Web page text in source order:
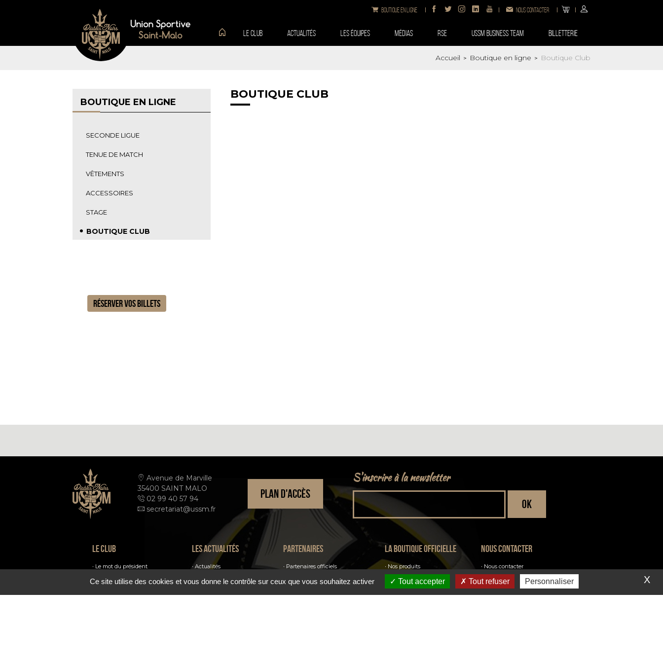
Boutique en ligne Nous contacter
Le club Actualités Les équipes Médias RSE USSM BUSINESS TEAM Billetterie
Accueil > Boutique en ligne > Boutique Club
BOUTIQUE EN LIGNE
SECONDE LIGUE
TENUE DE MATCH
VÊTEMENTS
ACCESSOIRES
STAGE
BOUTIQUE CLUB
RÉSERVER VOS BILLETS
BOUTIQUE CLUB
Avenue de Marville
35400 SAINT MALO
02 99 40 57 94
secretariat@ussm.fr
PLAN D'ACCÈS
S'inscrire à la newsletter
Le club
Le mot du président
Les actualités
Actualités
Médias
Partenaires
Partenaires officiels
Parrains officiels
La boutique officielle
Nos produits
Billetterie
Nous contacter
Nous contacter
Inscription à la newsletter
Venir au club
X
Ce site utilise des cookies et vous donne le contrôle sur ceux que vous souhaitez activer Tout accepter Tout refuser Personnaliser